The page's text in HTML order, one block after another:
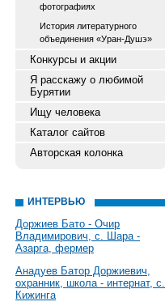
фотографиях
История литературного
объединения «Уран-Душэ»
Конкурсы и акции
Я расскажу о любимой
Бурятии
Ищу человека
Каталог сайтов
Авторская колонка
ИНТЕРВЬЮ
Доржиев Бато - Очир
Владимирович, с. Шара -
Азарга, фермер
Анадуев Батор Доржиевич,
охранник, школа - интернат, с.
Кижинга